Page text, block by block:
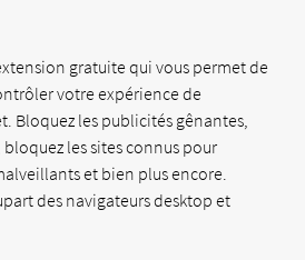
gratuite qui vous permet de
votre expérience de
Bloquez les publicités gênantes,
les sites connus pour
et bien plus encore.
des navigateurs desktop et